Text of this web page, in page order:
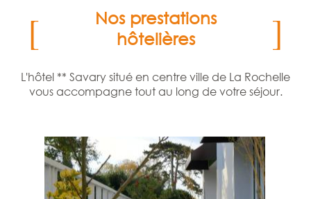
Nos prestations
hôtelières
L'hôtel ** Savary situé en centre ville de La Rochelle
vous accompagne tout au long de votre séjour.